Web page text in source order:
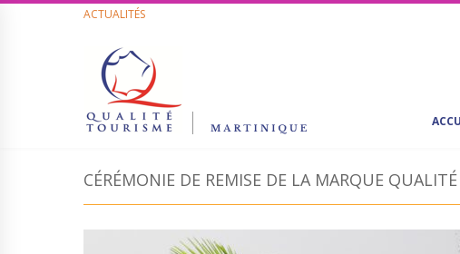
ACTUALITÉS
CÉRÉMONIE DE REMISE DE LA MARQUE